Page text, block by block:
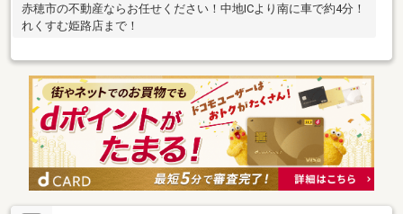
赤穂市の不動産ならお任せください！中地ICより南に車で約4分！
れくすむ姫路店まで！